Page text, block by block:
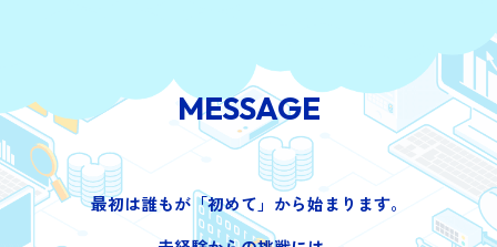
MESSAGE
最初は誰もが「初めて」から始まります。